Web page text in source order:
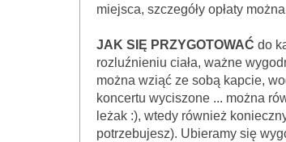
miejsca, szczegóły opłaty
JAK SIĘ PRZYGOTOWAĆ do
rozluźnieniu ciała, ważne
można wziąć ze sobą kapcie,
koncertu wyciszone ... można
leżak :), wtedy również
potrzebujesz). Ubieramy się